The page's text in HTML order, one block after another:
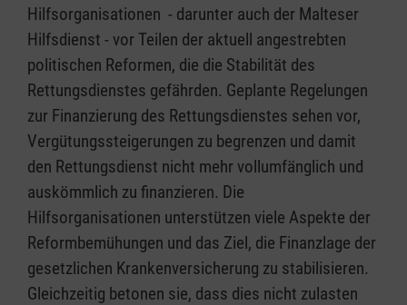
Hilfsorganisationen - darunter auch der Malteser
Hilfsdienst - vor Teilen der aktuell angestrebten
politischen Reformen, die die Stabilität des
Rettungsdienstes gefährden. Geplante Regelungen
zur Finanzierung des Rettungsdienstes sehen vor,
Vergütungssteigerungen zu begrenzen und damit
den Rettungsdienst nicht mehr vollumfänglich und
auskömmlich zu finanzieren. Die
Hilfsorganisationen unterstützen viele Aspekte der
Reformbemühungen und das Ziel, die Finanzlage der
gesetzlichen Krankenversicherung zu stabilisieren.
Gleichzeitig betonen sie, dass dies nicht zulasten